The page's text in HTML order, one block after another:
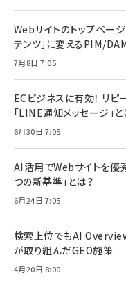
Webサイトのトップペー
テンツ」に変えるPIM/
7月8日 7:05
ECビジネスに有効！ リ
「LINE通知メッセージ」と
6月30日 7:05
AI活用でWebサイトを優
つの新基準」とは？
6月24日 7:05
検索上位でもAI
が取り組んだGEO施策
4月20日 8:00